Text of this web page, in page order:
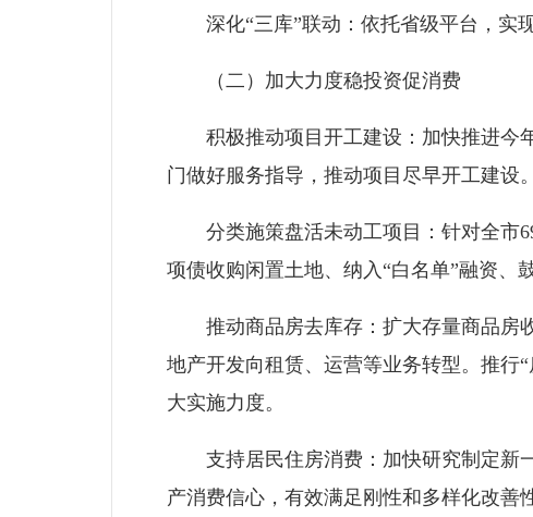
深化“三库”联动：依托省级平台，实现
（二）加大力度稳投资促消费
积极推动项目开工建设：加快推进今年
门做好服务指导，推动项目尽早开工建设。
分类施策盘活未动工项目：针对全市
项债收购闲置土地、纳入“白名单”融资、
推动商品房去库存：扩大存量商品房收
地产开发向租赁、运营等业务转型。推行
大实施力度。
支持居民住房消费：加快研究制定新一
产消费信心，有效满足刚性和多样化改善